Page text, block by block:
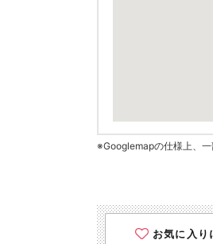
※Googlemapの仕様上、一
お気に入り